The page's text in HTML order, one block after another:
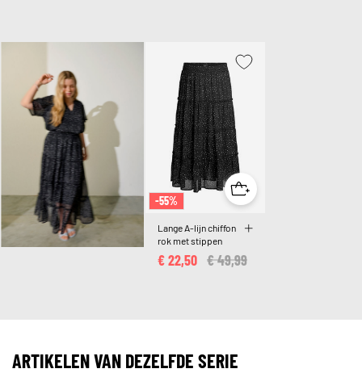
-55%
Lange A-lijn chiffon
rok met stippen
Price reduced from
€ 49,99
€ 22,50
ARTIKELEN VAN DEZELFDE SERIE